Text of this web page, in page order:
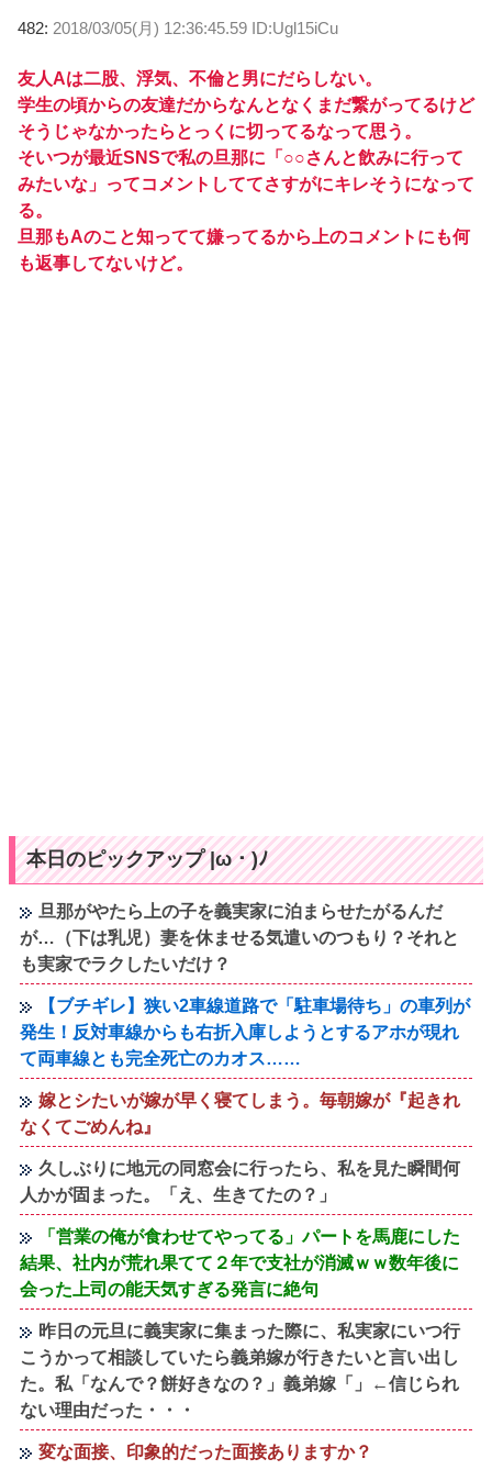
482: 2018/03/05(月) 12:36:45.59 ID:Ugl15iCu
友人Aは二股、浮気、不倫と男にだらしない。
学生の頃からの友達だからなんとなくまだ繋がってるけど
そうじゃなかったらとっくに切ってるなって思う。
そいつが最近SNSで私の旦那に「○○さんと飲みに行って
みたいな」ってコメントしててさすがにキレそうになって
る。
旦那もAのこと知ってて嫌ってるから上のコメントにも何
も返事してないけど。
本日のピックアップ |ω・)ﾉ
旦那がやたら上の子を義実家に泊まらせたがるんだ
が…（下は乳児）妻を休ませる気遣いのつもり？それと
も実家でラクしたいだけ？
【ブチギレ】狭い2車線道路で「駐車場待ち」の車列が
発生！反対車線からも右折入庫しようとするアホが現れ
て両車線とも完全死亡のカオス……
嫁とシたいが嫁が早く寝てしまう。毎朝嫁が『起きれ
なくてごめんね』
久しぶりに地元の同窓会に行ったら、私を見た瞬間何
人かが固まった。「え、生きてたの？」
「営業の俺が食わせてやってる」パートを馬鹿にした
結果、社内が荒れ果てて２年で支社が消滅ｗｗ数年後に
会った上司の能天気すぎる発言に絶句
昨日の元旦に義実家に集まった際に、私実家にいつ行
こうかって相談していたら義弟嫁が行きたいと言い出し
た。私「なんで？餅好きなの？」義弟嫁「」←信じられ
ない理由だった・・・
変な面接、印象的だった面接ありますか？